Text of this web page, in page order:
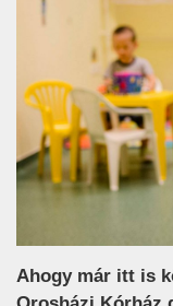
Ahogy már itt is